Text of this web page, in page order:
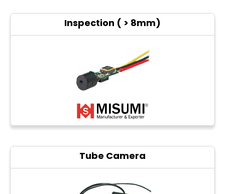
CCTV
Photo Printers
Inspection ( > 8mm)
Tube Camera